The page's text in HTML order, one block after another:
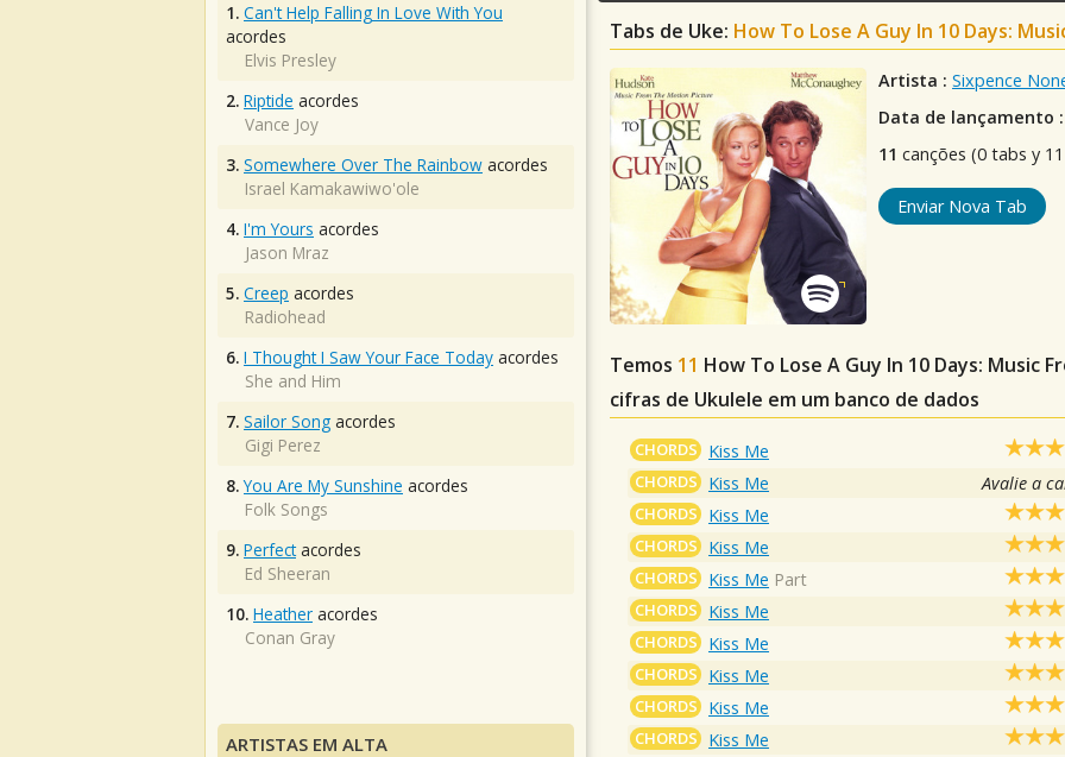
Tabs de Uke: How To Lose A Guy In 10 Days:
Artista : Sixpence
Data de lançamento :
11 canções (0 tabs y
Enviar Nova Tab
Temos 11 How To Lose A Guy In 10 Days: Music
cifras de Ukulele em um banco de dados
CHORDS Kiss Me
CHORDS Kiss Me Avalie a
CHORDS Kiss Me
CHORDS Kiss Me
CHORDS Kiss Me Part
CHORDS Kiss Me
CHORDS Kiss Me
CHORDS Kiss Me
CHORDS Kiss Me
CHORDS Kiss Me
1. Can't Help Falling In Love With You
acordes
Elvis Presley
2. Riptide acordes
Vance Joy
3. Somewhere Over The Rainbow acordes
Israel Kamakawiwo'ole
4. I'm Yours acordes
Jason Mraz
5. Creep acordes
Radiohead
6. I Thought I Saw Your Face Today acordes
She and Him
7. Sailor Song acordes
Gigi Perez
8. You Are My Sunshine acordes
Folk Songs
9. Perfectacordes
Ed Sheeran
10. Heather acordes
Conan Gray
ARTISTAS EM ALTA